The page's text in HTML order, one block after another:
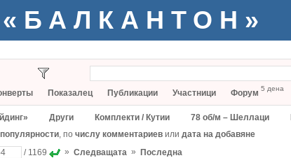
Показалец Публикации Участници Форум 5 дена
Други Комплекти / Кутии 78 об/м – Шеллаци
популярности, по числу комментариев или дата на добавяне
/ 1169 » Следващата » Последна